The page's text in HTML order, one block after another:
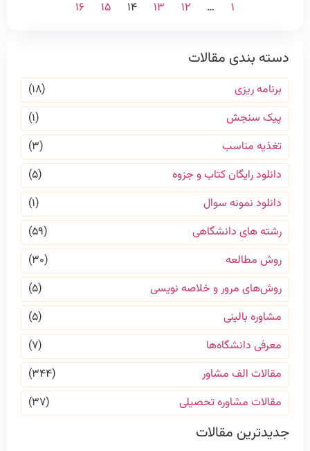
۱ … ۱۲ ۱۳ ۱۴ ۱۵ ۱۶
دسته بندی مقالات
برنامه ریزی
(۱۸)
پیک سنجش
(۱)
تغذیه مناسب
(۳)
دانلود رایگان کتاب و جزوه
(۵)
دانلود نمونه سوال
(۱)
رشته های دانشگاهی
(۵۹)
روش مطالعه
(۳۰)
روش‌های مرور و خلاصه نویسی
(۵)
مشاوره بالینی
(۵)
معرفی دانشگاه‌ها
(۷)
مقالات الف مشاور
(۳۴۴)
مقالات مشاوره تحصیلی
(۳۷)
جدیدترین مقالات